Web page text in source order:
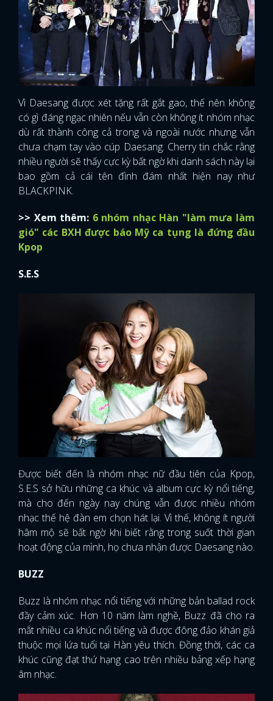
Vì Daesang được xét tặng rất gắt gao, thế nên không
có gì đáng ngạc nhiên nếu vẫn còn không ít nhóm nhạc
dù rất thành công cả trong và ngoài nước nhưng vẫn
chưa chạm tay vào cúp Daesang. Cherry tin chắc rằng
nhiều người sẽ thấy cực kỳ bất ngờ khi danh sách này lại
bao gồm cả cái tên đình đám nhất hiện nay như
BLACKPINK.
>> Xem thêm: 6 nhóm nhạc Hàn "làm mưa làm
gió" các BXH được báo Mỹ ca tụng là đứng đầu
Kpop
S.E.S
Được biết đến là nhóm nhạc nữ đầu tiên của Kpop,
S.E.S sở hữu những ca khúc và album cực kỳ nổi tiếng,
mà cho đến ngày nay chúng vẫn được nhiều nhóm
nhạc thế hệ đàn em chọn hát lại. Vì thế, không ít người
hâm mộ sẽ bất ngờ khi biết rằng trong suốt thời gian
hoạt động của mình, họ chưa nhận được Daesang nào.
BUZZ
Buzz là nhóm nhạc nổi tiếng với những bản ballad rock
đầy cảm xúc. Hơn 10 năm làm nghề, Buzz đã cho ra
mắt nhiều ca khúc nổi tiếng và được đông đảo khán giả
thuộc mọi lứa tuổi tại Hàn yêu thích. Đồng thời, các ca
khúc cũng đạt thứ hạng cao trên nhiều bảng xếp hạng
âm nhạc.